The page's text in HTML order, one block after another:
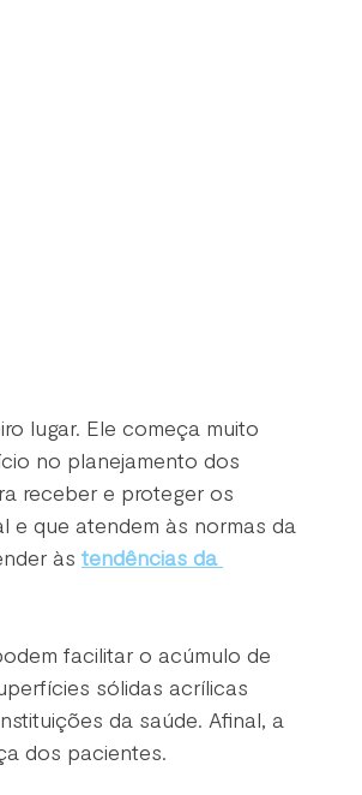
lugar. Ele começa muito
no planejamento dos
receber e proteger os
que atendem às normas da
às tendências da
facilitar o acúmulo de
sólidas acrílicas
da saúde. Afinal, a
dos pacientes.